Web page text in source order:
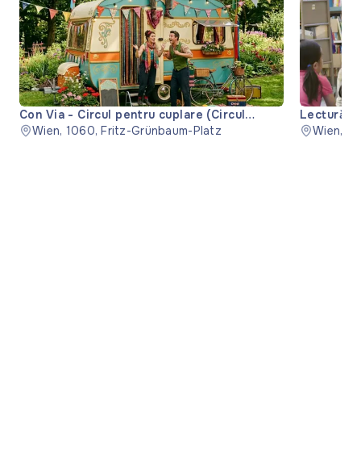
Con Via - Circul pentru cuplare (Circul
pentru cuplare)
Wien, 1060, Fritz-Grünbaum-Platz
Lectură
Wien,